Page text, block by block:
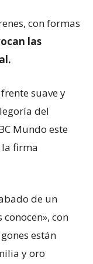
con formas
las
suave y
del
Mundo este
firma
de un
con
están
y oro